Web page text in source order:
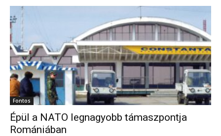
Fontos
Épül a NATO legnagyobb támaszpontja
Romániában